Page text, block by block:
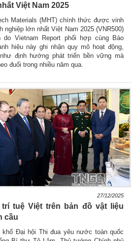
Việt Nam 2025
Materials (MHT) chính thức được vinh
nghiệp lớn nhất Việt Nam 2025 (VNR500)
Vietnam Report phối hợp cùng Báo
hiệu này ghi nhận quy mô hoạt động,
định hướng phát triển bền vững mà
đuổi trong nhiều năm qua.
27/12/2025
tuệ Việt trên bản đồ vật liệu
cầu
khổ Đại hội Thi đua yêu nước toàn quốc